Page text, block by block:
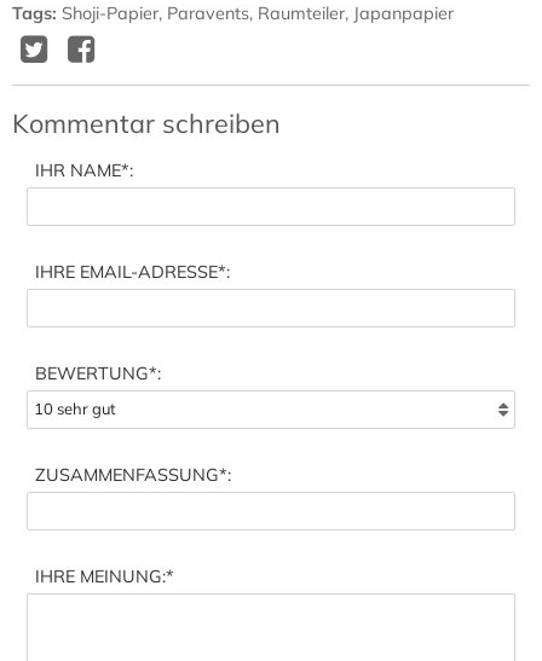
Tags: Shoji-Papier, Paravents, Raumteiler, Japanpapier
TwitterFacebook
Kommentar schreiben
IHR NAME*:
IHRE EMAIL-ADRESSE*:
BEWERTUNG*:
ZUSAMMENFASSUNG*:
IHRE MEINUNG:*